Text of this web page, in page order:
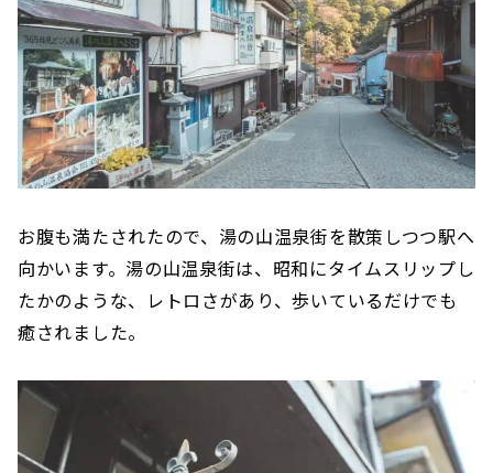
お腹も満たされたので、湯の山温泉街を散策しつつ駅へ
向かいます。湯の山温泉街は、昭和にタイムスリップし
たかのような、レトロさがあり、歩いているだけでも
癒されました。